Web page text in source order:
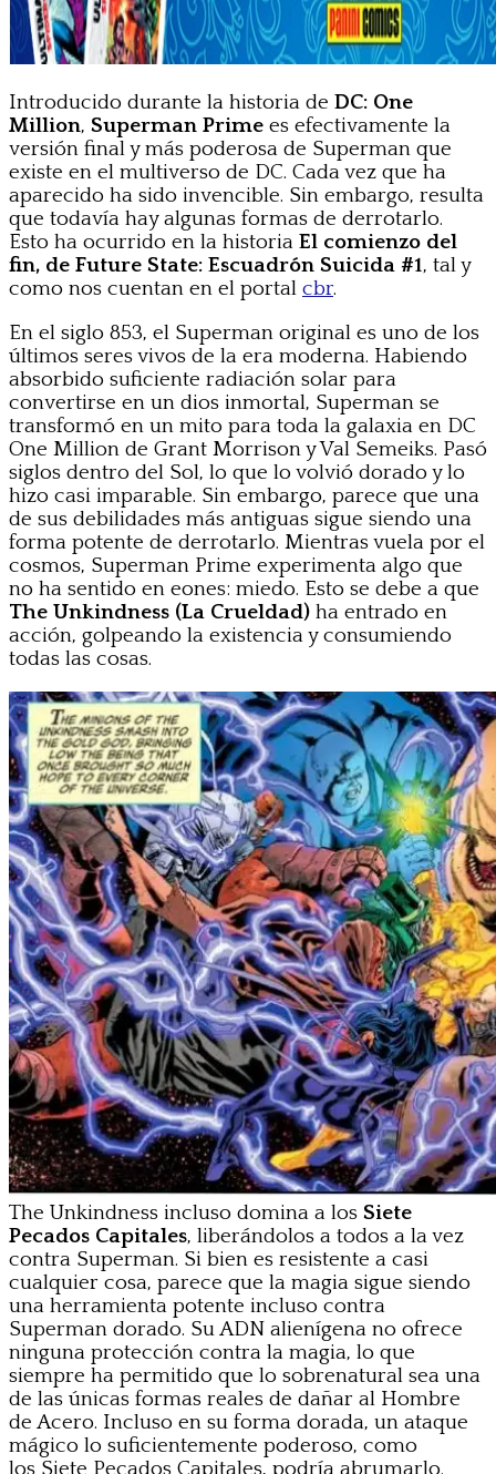
Introducido durante la historia de DC: One
Million, Superman Prime es efectivamente la
versión final y más poderosa de Superman que
existe en el multiverso de DC. Cada vez que ha
aparecido ha sido invencible. Sin embargo, resulta
que todavía hay algunas formas de derrotarlo.
Esto ha ocurrido en la historia El comienzo del
fin, de Future State: Escuadrón Suicida #1, tal y
como nos cuentan en el portal cbr.
En el siglo 853, el Superman original es uno de los
últimos seres vivos de la era moderna. Habiendo
absorbido suficiente radiación solar para
convertirse en un dios inmortal, Superman se
transformó en un mito para toda la galaxia en DC
One Million de Grant Morrison y Val Semeiks. Pasó
siglos dentro del Sol, lo que lo volvió dorado y lo
hizo casi imparable. Sin embargo, parece que una
de sus debilidades más antiguas sigue siendo una
forma potente de derrotarlo. Mientras vuela por el
cosmos, Superman Prime experimenta algo que
no ha sentido en eones: miedo. Esto se debe a que
The Unkindness (La Crueldad) ha entrado en
acción, golpeando la existencia y consumiendo
todas las cosas.
The Unkindness incluso domina a los Siete
Pecados Capitales, liberándolos a todos a la vez
contra Superman. Si bien es resistente a casi
cualquier cosa, parece que la magia sigue siendo
una herramienta potente incluso contra
Superman dorado. Su ADN alienígena no ofrece
ninguna protección contra la magia, lo que
siempre ha permitido que lo sobrenatural sea una
de las únicas formas reales de dañar al Hombre
de Acero. Incluso en su forma dorada, un ataque
mágico lo suficientemente poderoso, como
los Siete Pecados Capitales, podría abrumarlo.